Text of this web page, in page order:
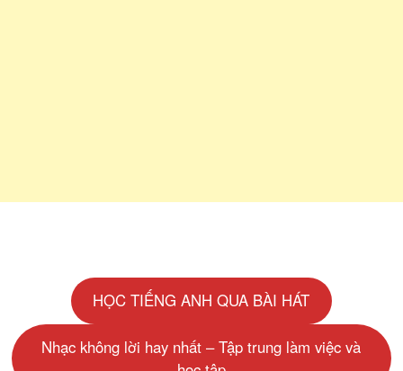
HỌC TIẾNG ANH QUA BÀI HÁT
Nhạc không lời hay nhất – Tập trung làm việc và